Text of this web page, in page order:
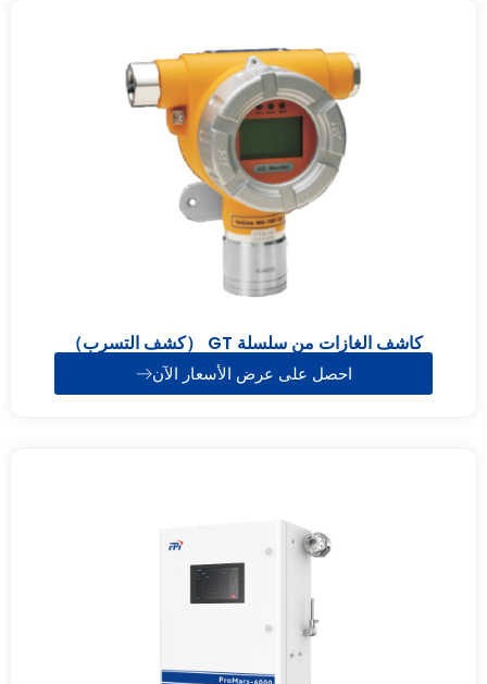
كاشف الغازات من سلسلة GT （كشف التسرب）
احصل على عرض الأسعار الآن